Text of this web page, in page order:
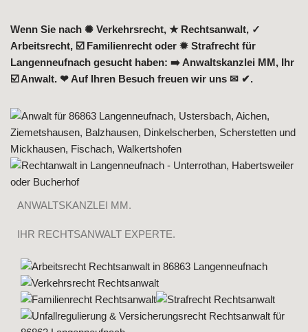
Wenn Sie nach ✺ Verkehrsrecht, ★ Rechtsanwalt, ✓
Arbeitsrecht, ☑️ Familienrecht oder ✹ Strafrecht für
Langenneufnach gesucht haben: ➡️ Anwaltskanzlei MM, Ihr
☑️ Anwalt. ❤ Auf Ihren Besuch freuen wir uns ✉ ✔.
ANWALTSKANZLEI MM.
IHR RECHTSANWALT EXPERTE.